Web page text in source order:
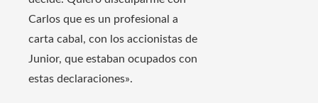
Carlos que es un profesional a
carta cabal, con los accionistas de
Junior, que estaban ocupados con
estas declaraciones».